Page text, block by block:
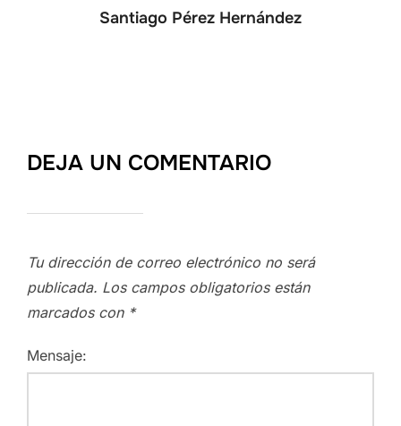
Santiago Pérez Hernández
DEJA UN COMENTARIO
Tu dirección de correo electrónico no será
publicada. Los campos obligatorios están
marcados con *
Mensaje: